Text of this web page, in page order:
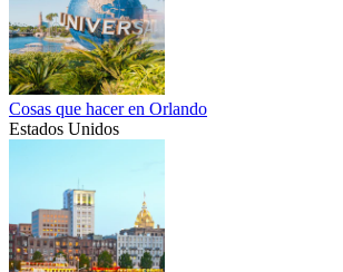
Cosas que hacer en Orlando
Estados Unidos